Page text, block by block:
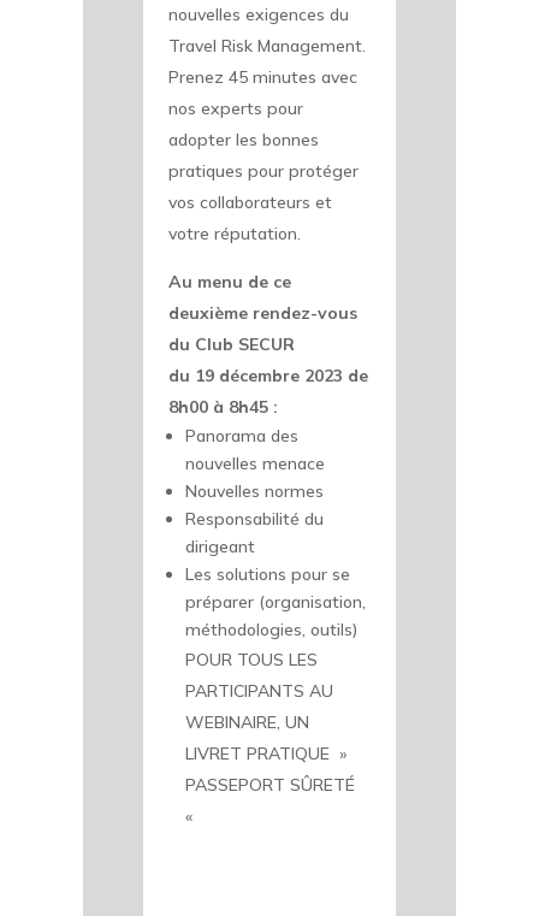
nouvelles exigences du
Travel Risk Management.
Prenez 45 minutes avec
nos experts pour
adopter les bonnes
pratiques pour protéger
vos collaborateurs et
votre réputation.
Au menu de ce
deuxième rendez-vous
du Club SECUR
du 19 décembre 2023 de
8h00 à 8h45 :
Panorama des
nouvelles menace
Nouvelles normes
Responsabilité du
dirigeant
Les solutions pour se
préparer (organisation,
méthodologies, outils)
POUR TOUS LES
PARTICIPANTS AU
WEBINAIRE, UN
LIVRET PRATIQUE »
PASSEPORT SÛRETÉ
«